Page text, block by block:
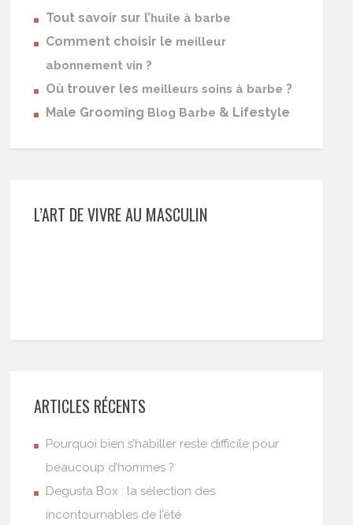
Tout savoir sur l’ huile à barbe
Comment choisir le meilleur
abonnement vin ?
Où trouver les meilleurs soins à barbe ?
Male Grooming Blog Barbe & Lifestyle
L’ART DE VIVRE AU MASCULIN
ARTICLES RÉCENTS
Pourquoi bien s’habiller reste difficile pour
beaucoup d’hommes ?
Degusta Box : la sélection des
incontournables de l’été